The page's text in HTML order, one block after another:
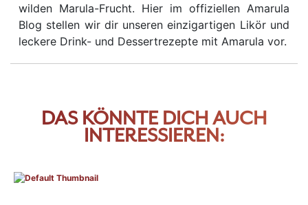
wilden Marula-Frucht. Hier im offiziellen Amarula
Blog stellen wir dir unseren einzigartigen Likör und
leckere Drink- und Dessertrezepte mit Amarula vor.
DAS KÖNNTE DICH AUCH
INTERESSIEREN: